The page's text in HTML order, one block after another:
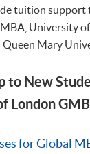
tuition support
University
Mary
to New
London
for Global